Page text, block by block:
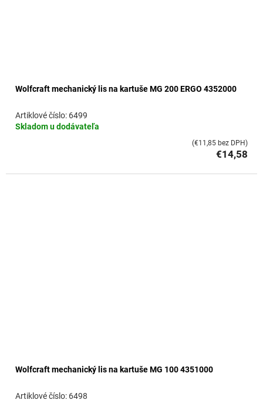
Wolfcraft mechanický lis na kartuše MG 200 ERGO 4352000
Skladom u dodávateľa
6499
€14,58
(€11,85 bez DPH)
Wolfcraft mechanický lis na kartuše MG 100 4351000
6498